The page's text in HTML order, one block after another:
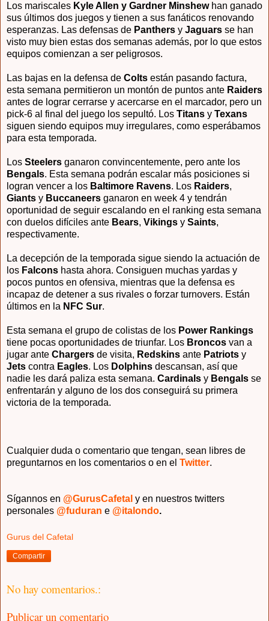
Los mariscales Kyle Allen y Gardner Minshew han ganado
sus últimos dos juegos y tienen a sus fanáticos renovando
esperanzas. Las defensas de Panthers y Jaguars se han
visto muy bien estas dos semanas además, por lo que estos
equipos comienzan a ser peligrosos.
Las bajas en la defensa de Colts están pasando factura,
esta semana permitieron un montón de puntos ante Raiders
antes de lograr cerrarse y acercarse en el marcador, pero un
pick-6 al final del juego los sepultó. Los Titans y Texans
siguen siendo equipos muy irregulares, como esperábamos
para esta temporada.
Los Steelers ganaron convincentemente, pero ante los
Bengals. Esta semana podrán escalar más posiciones si
logran vencer a los Baltimore Ravens. Los Raiders,
Giants y Buccaneers ganaron en week 4 y tendrán
oportunidad de seguir escalando en el ranking esta semana
con duelos difíciles ante Bears, Vikings y Saints,
respectivamente.
La decepción de la temporada sigue siendo la actuación de
los Falcons hasta ahora. Consiguen muchas yardas y
pocos puntos en ofensiva, mientras que la defensa es
incapaz de detener a sus rivales o forzar turnovers. Están
últimos en la NFC Sur.
Esta semana el grupo de colistas de los Power Rankings
tiene pocas oportunidades de triunfar. Los Broncos van a
jugar ante Chargers de visita, Redskins ante Patriots y
Jets contra Eagles. Los Dolphins descansan, así que
nadie les dará paliza esta semana. Cardinals y Bengals se
enfrentarán y alguno de los dos conseguirá su primera
victoria de la temporada.
Cualquier duda o comentario que tengan, sean libres de
preguntarnos en los comentarios o en el Twitter.
Sígannos en @GurusCafetal y en nuestros twitters
personales @fuduran e @italondo.
Gurus del Cafetal
Compartir
No hay comentarios.:
Publicar un comentario